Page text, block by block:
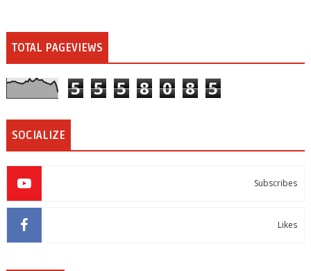
TOTAL PAGEVIEWS
5 5 5 8 0 8 5
SOCIALIZE
Subscribes
Likes